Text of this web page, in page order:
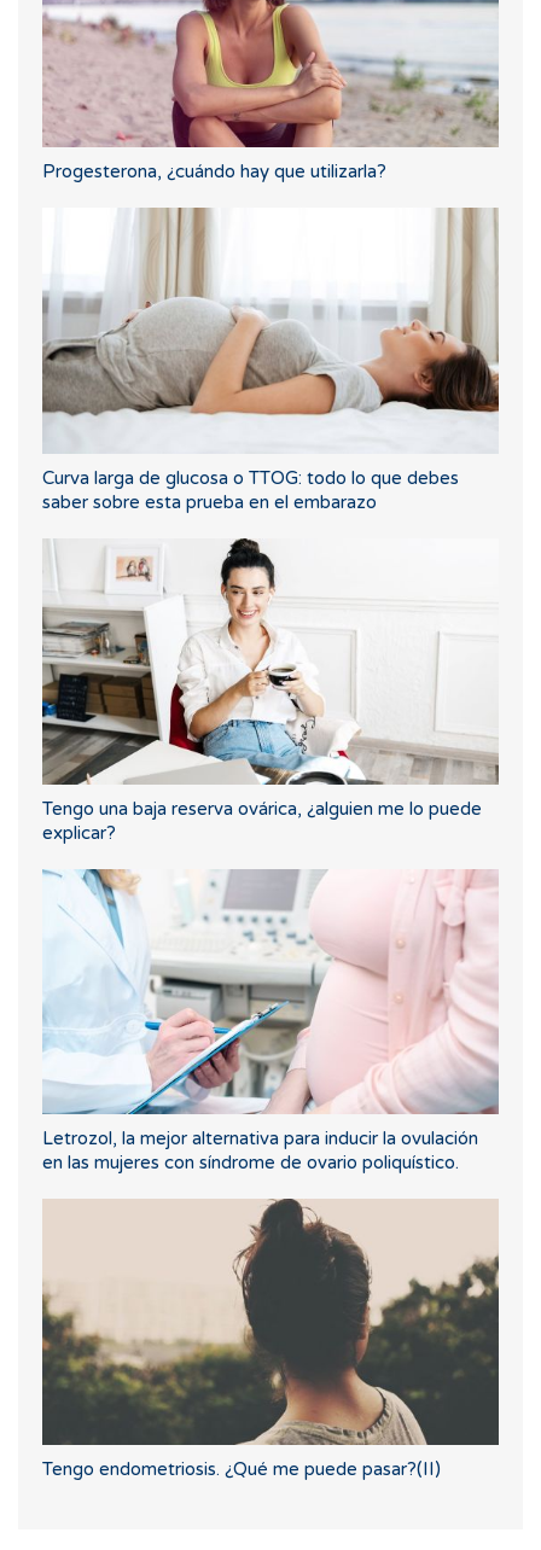
Progesterona, ¿cuándo hay que utilizarla?
Curva larga de glucosa o TTOG: todo lo que debes
saber sobre esta prueba en el embarazo
Tengo una baja reserva ovárica, ¿alguien me lo puede
explicar?
Letrozol, la mejor alternativa para inducir la ovulación
en las mujeres con síndrome de ovario poliquístico.
Tengo endometriosis. ¿Qué me puede pasar?(II)